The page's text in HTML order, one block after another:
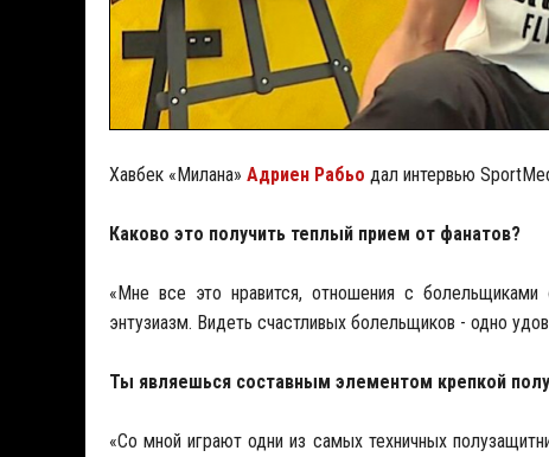
Хавбек «Милана» Адриен Рабьо дал интервью
Каково это получить теплый прием от фанатов?
«Мне все это нравится, отношения с
энтузиазм. Видеть счастливых болельщиков - одно
Ты являешься составным элементом крепкой
«Со мной играют одни из самых техничных